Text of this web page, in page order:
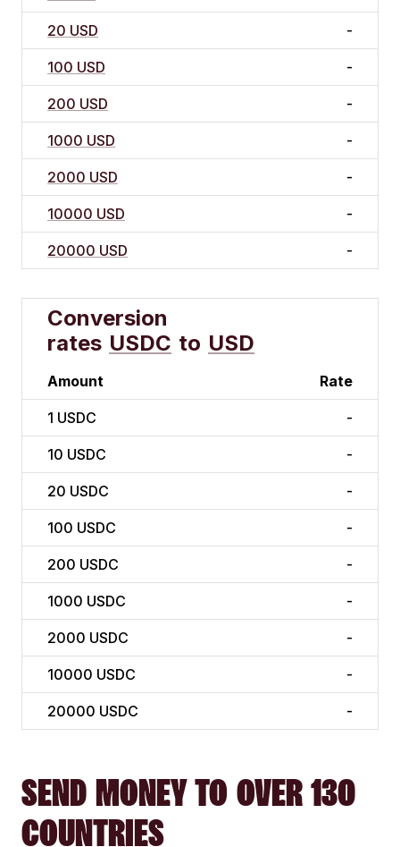
20 USD -
100 USD -
200 USD -
1000 USD -
2000 USD -
10000 USD -
20000 USD -
Conversion
rates USDC to USD
Amount Rate
1 USDC -
10 USDC -
20 USDC -
100 USDC -
200 USDC -
1000 USDC -
2000 USDC -
10000 USDC -
20000 USDC -
SEND MONEY TO OVER 130
COUNTRIES